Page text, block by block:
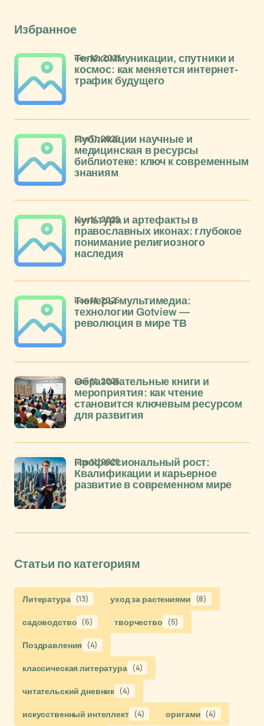
Избранное
Телекоммуникации, спутники и
космос: как меняется интернет-
трафик будущего
ноя 12, 2025
Публикации научные и
медицинская в ресурсы
библиотеке: ключ к современным
знаниям
ноя 11, 2025
Культура и артефакты в
православных иконах: глубокое
понимание религиозного
наследия
ноя 11, 2025
Тюнеры мультимедиа:
технологии Gotview —
революция в мире ТВ
ноя 11, 2025
Образовательные книги и
мероприятия: как чтение
становится ключевым ресурсом
для развития
ноя 11, 2025
Профессиональный рост:
Квалификации и карьерное
развитие в современном мире
ноя 11, 2025
Статьи по категориям
Литература (13) уход за растениями (8)
садоводство (6) творчество (5)
Поздравления (4)
классическая литература (4)
читательский дневник (4)
искусственный интеллект (4) оригами (4)